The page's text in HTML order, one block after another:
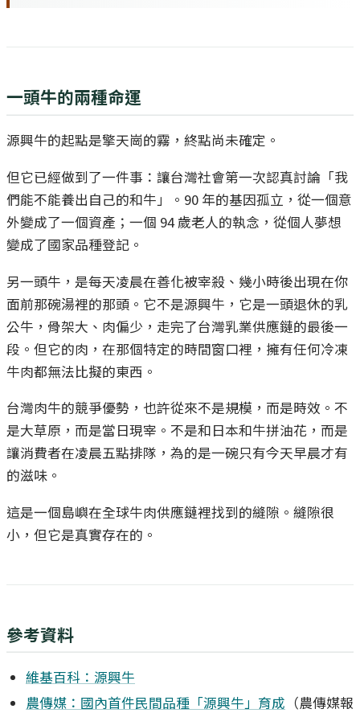
一頭牛的兩種命運
源興牛的起點是擎天崗的霧，終點尚未確定。
但它已經做到了一件事：讓台灣社會第一次認真討論「我
們能不能養出自己的和牛」。90 年的基因孤立，從一個意
外變成了一個資產；一個 94 歲老人的執念，從個人夢想
變成了國家品種登記。
另一頭牛，是每天凌晨在善化被宰殺、幾小時後出現在你
面前那碗湯裡的那頭。它不是源興牛，它是一頭退休的乳
公牛，骨架大、肉偏少，走完了台灣乳業供應鏈的最後一
段。但它的肉，在那個特定的時間窗口裡，擁有任何冷凍
牛肉都無法比擬的東西。
台灣肉牛的競爭優勢，也許從來不是規模，而是時效。不
是大草原，而是當日現宰。不是和日本和牛拼油花，而是
讓消費者在凌晨五點排隊，為的是一碗只有今天早晨才有
的滋味。
這是一個島嶼在全球牛肉供應鏈裡找到的縫隙。縫隙很
小，但它是真實存在的。
參考資料
維基百科：源興牛
農傳媒：國內首件民間品種「源興牛」育成 （農傳媒報